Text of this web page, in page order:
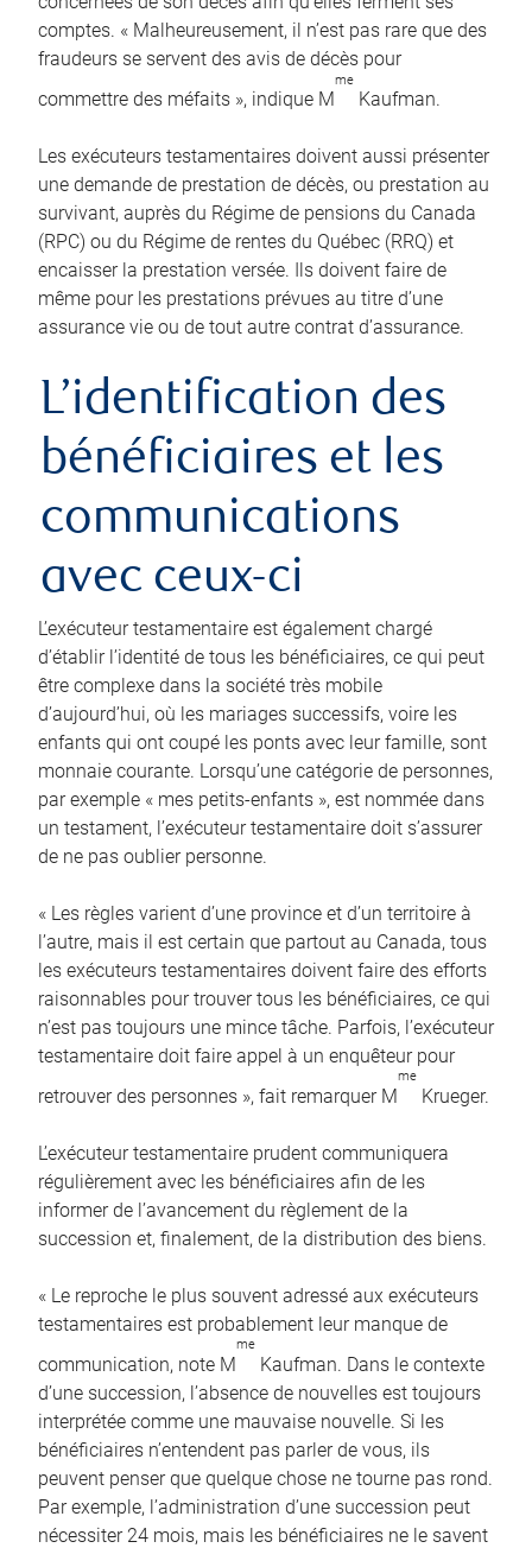
comptes. « Malheureusement, il n’est pas rare que des
fraudeurs se servent des avis de décès pour
commettre des méfaits », indique M
me
Kaufman.
Les exécuteurs testamentaires doivent aussi présenter
une demande de prestation de décès, ou prestation au
survivant, auprès du Régime de pensions du Canada
(RPC) ou du Régime de rentes du Québec (RRQ) et
encaisser la prestation versée. Ils doivent faire de
même pour les prestations prévues au titre d’une
assurance vie ou de tout autre contrat d’assurance.
L’identification des
bénéficiaires et les
communications
avec ceux-ci
L’exécuteur testamentaire est également chargé
d’établir l’identité de tous les bénéficiaires, ce qui peut
être complexe dans la société très mobile
d’aujourd’hui, où les mariages successifs, voire les
enfants qui ont coupé les ponts avec leur famille, sont
monnaie courante. Lorsqu’une catégorie de personnes,
par exemple « mes petits-enfants », est nommée dans
un testament, l’exécuteur testamentaire doit s’assurer
de ne pas oublier personne.
« Les règles varient d’une province et d’un territoire à
l’autre, mais il est certain que partout au Canada, tous
les exécuteurs testamentaires doivent faire des efforts
raisonnables pour trouver tous les bénéficiaires, ce qui
n’est pas toujours une mince tâche. Parfois, l’exécuteur
testamentaire doit faire appel à un enquêteur pour
retrouver des personnes », fait remarquer M
me
Krueger.
L’exécuteur testamentaire prudent communiquera
régulièrement avec les bénéficiaires afin de les
informer de l’avancement du règlement de la
succession et, finalement, de la distribution des biens.
« Le reproche le plus souvent adressé aux exécuteurs
testamentaires est probablement leur manque de
communication, note M
me
Kaufman. Dans le contexte
d’une succession, l’absence de nouvelles est toujours
interprétée comme une mauvaise nouvelle. Si les
bénéficiaires n’entendent pas parler de vous, ils
peuvent penser que quelque chose ne tourne pas rond.
Par exemple, l’administration d’une succession peut
nécessiter 24 mois, mais les bénéficiaires ne le savent